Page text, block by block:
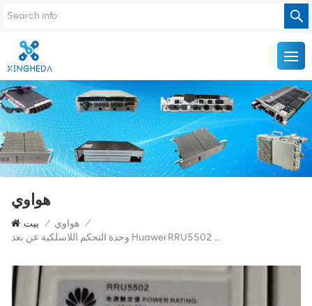
هواوي
بيت / هواوي /
وحدة التحكم اللاسلكية عن بعد Huawei RRU5502 02312BSJ لجهاز DBS5900